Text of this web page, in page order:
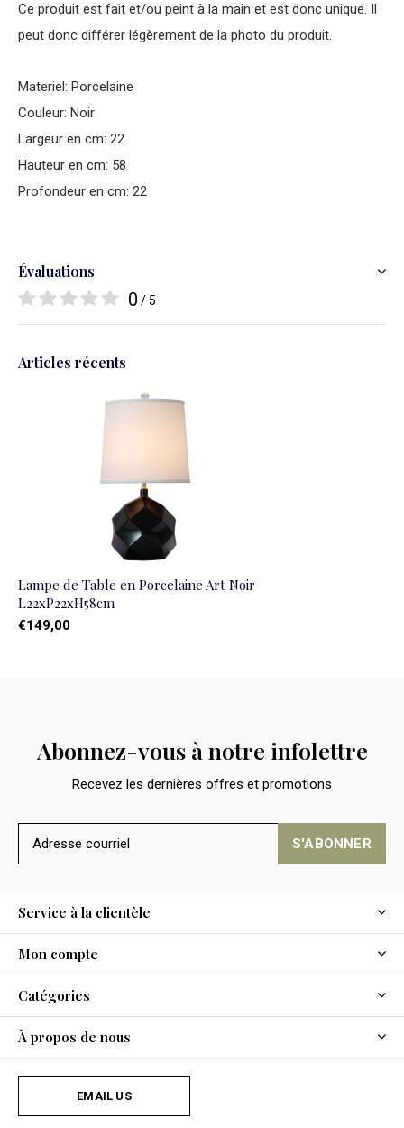
Ce produit est fait et/ou peint à la main et est donc unique. Il
peut donc différer légèrement de la photo du produit.
Materiel: Porcelaine
Couleur: Noir
Largeur en cm: 22
Hauteur en cm: 58
Profondeur en cm: 22
Évaluations
0 / 5
Articles récents
Lampe de Table en Porcelaine Art Noir
L22xP22xH58cm
€149,00
Abonnez-vous à notre infolettre
Recevez les dernières offres et promotions
S'ABONNER
Service à la clientèle
Mon compte
Catégories
À propos de nous
EMAIL US